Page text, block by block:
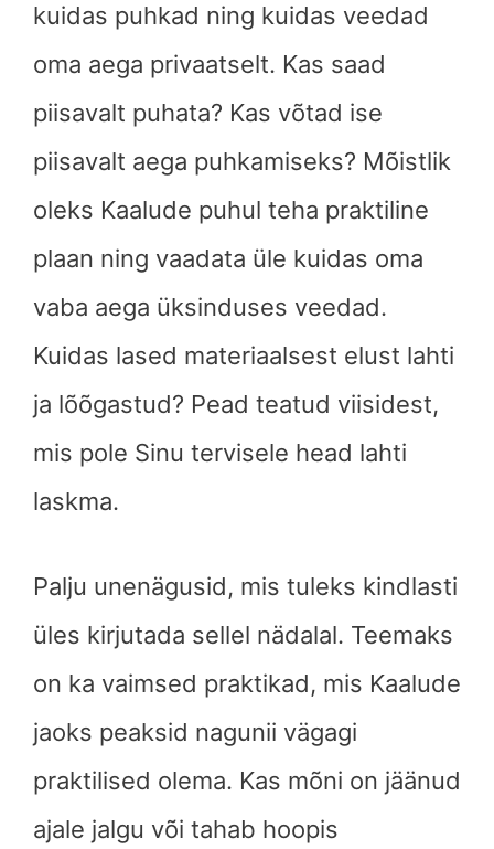
kuidas puhkad ning kuidas veedad
oma aega privaatselt. Kas saad
piisavalt puhata? Kas võtad ise
piisavalt aega puhkamiseks? Mõistlik
oleks Kaalude puhul teha praktiline
plaan ning vaadata üle kuidas oma
vaba aega üksinduses veedad.
Kuidas lased materiaalsest elust lahti
ja lõõgastud? Pead teatud viisidest,
mis pole Sinu tervisele head lahti
laskma.
Palju unenägusid, mis tuleks kindlasti
üles kirjutada sellel nädalal. Teemaks
on ka vaimsed praktikad, mis Kaalude
jaoks peaksid nagunii vägagi
praktilised olema. Kas mõni on jäänud
ajale jalgu või tahab hoopis